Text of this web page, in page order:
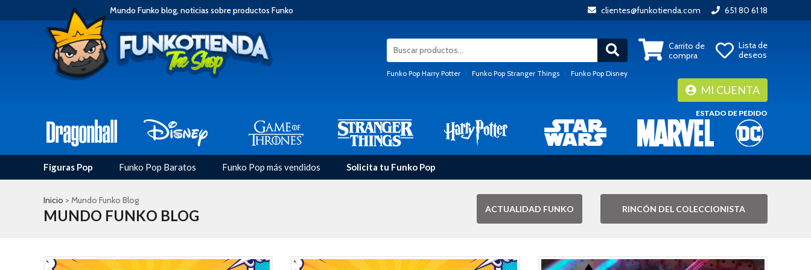
Mundo Funko blog, noticias sobre productos Funko clientes@funkotienda.com 651 80 61 18
Funko Pop Harry Potter | Funko Pop Stranger Things | Funko Pop Disney
Carrito de
compra
Lista de
deseos
MI CUENTA
ESTADO DE PEDIDO
Figuras Pop Funko Pop Baratos Funko Pop más vendidos Solicita tu Funko Pop
Inicio > Mundo Funko Blog
MUNDO FUNKO BLOG ACTUALIDAD FUNKO RINCÓN DEL COLECCIONISTA